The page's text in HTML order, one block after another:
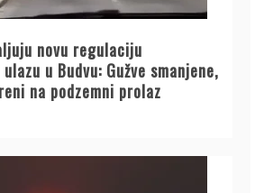
novu regulaciju
u Budvu: Gužve smanjene,
na podzemni prolaz